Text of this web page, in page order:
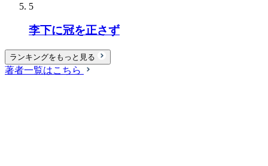
5
李下に冠を正さず
ランキングをもっと見る
著者一覧はこちら